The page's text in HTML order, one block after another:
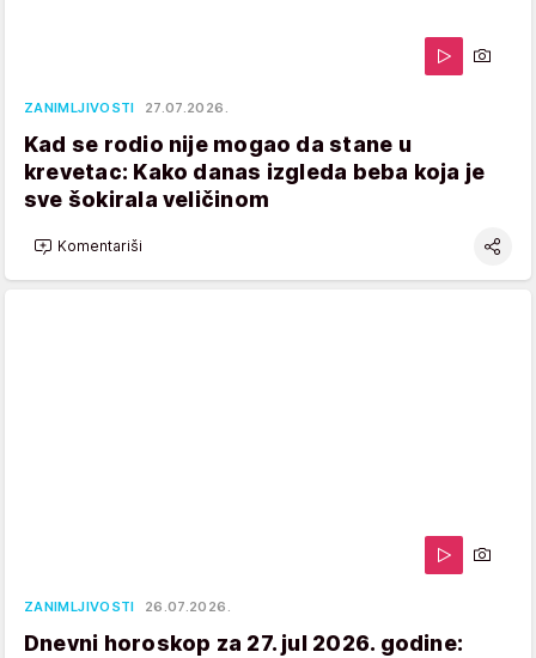
ZANIMLJIVOSTI 27.07.2026.
Kad se rodio nije mogao da stane u
krevetac: Kako danas izgleda beba koja je
sve šokirala veličinom
Komentariši
ZANIMLJIVOSTI 26.07.2026.
Dnevni horoskop za 27. jul 2026. godine: